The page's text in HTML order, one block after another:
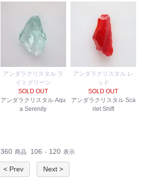
アンダラクリスタル ラ
イトグリーン
SOLD OUT
アンダラクリスタル Aqu
a Serenity
アンダラクリスタル レ
ッド
SOLD OUT
アンダラクリスタル Sca
rlet Shift
360 商品 106 - 120 表示
< Prev Next >